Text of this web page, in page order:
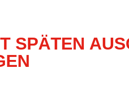
SPÄTEN